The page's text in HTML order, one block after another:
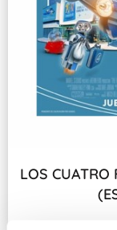
LOS CUATRO